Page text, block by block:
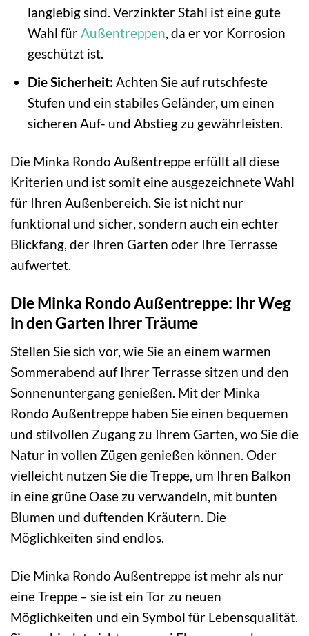
langlebig sind. Verzinkter Stahl ist eine gute
Wahl fürAußentreppen, da er vor Korrosion
geschützt ist.
Die Sicherheit: Achten Sie auf rutschfeste
Stufen und ein stabiles Geländer, um einen
sicheren Auf- und Abstieg zu gewährleisten.
Die Minka Rondo Außentreppe erfüllt all diese
Kriterien und ist somit eine ausgezeichnete Wahl
für Ihren Außenbereich. Sie ist nicht nur
funktional und sicher, sondern auch ein echter
Blickfang, der Ihren Garten oder Ihre Terrasse
aufwertet.
Die Minka Rondo Außentreppe: Ihr Weg
in den Garten Ihrer Träume
Stellen Sie sich vor, wie Sie an einem warmen
Sommerabend auf Ihrer Terrasse sitzen und den
Sonnenuntergang genießen. Mit der Minka
Rondo Außentreppe haben Sie einen bequemen
und stilvollen Zugang zu Ihrem Garten, wo Sie die
Natur in vollen Zügen genießen können. Oder
vielleicht nutzen Sie die Treppe, um Ihren Balkon
in eine grüne Oase zu verwandeln, mit bunten
Blumen und duftenden Kräutern. Die
Möglichkeiten sind endlos.
Die Minka Rondo Außentreppe ist mehr als nur
eine Treppe – sie ist ein Tor zu neuen
Möglichkeiten und ein Symbol für Lebensqualität.